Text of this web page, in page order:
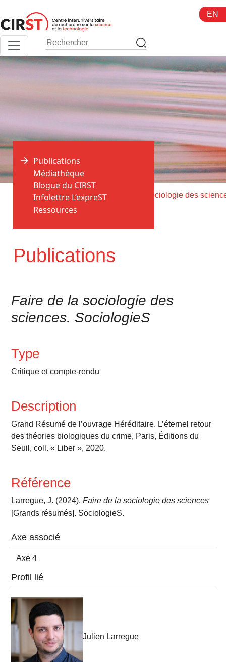
au
contenu
EN
Accueil > Publications >
Publications
Publications
Médiathèque
Blogue du CIRST
Infolettre L’expreST
Ressources
Faire de la sociologie des
sciences. SociologieS
Type
Critique et compte-rendu
Description
Grand Résumé de l’ouvrage Héréditaire. L’éternel retour
des théories biologiques du crime, Paris, Éditions du
Seuil, coll. « Liber », 2020.
Référence
Larregue, J. (2024).Faire de la sociologie des sciences
[Grands résumés]. SociologieS.
Axe associé
Axe 4
Profil lié
Julien Larregue